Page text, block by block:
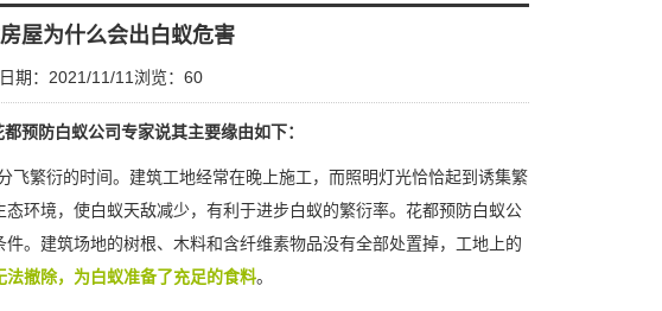
屋为什么会出白蚁危害
日期：2021/11/11浏览： 60
预防白蚁公司专家说其主要缘由如下：
繁衍的时间。建筑工地经常在晚上施工，而照明灯光恰恰起到诱集繁
态环境，使白蚁天敌减少，有利于进步白蚁的繁衍率。花都预防白蚁公
。建筑场地的树根、木料和含纤维素物品没有全部处置掉，工地上的
撤除，为白蚁准备了充足的食料。